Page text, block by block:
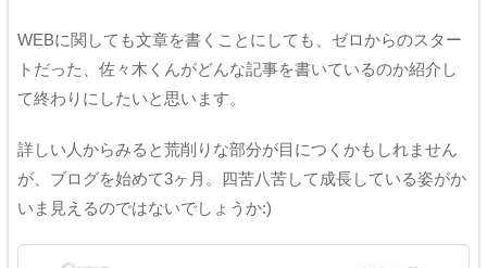
WEBに関しても文章を書くことにしても、ゼロからのスター
トだった、佐々木くんがどんな記事を書いているのか紹介し
て終わりにしたいと思います。
詳しい人からみると荒削りな部分が目につくかもしれません
が、ブログを始めて3ヶ月。四苦八苦して成長している姿がか
いま見えるのではないでしょうか:)